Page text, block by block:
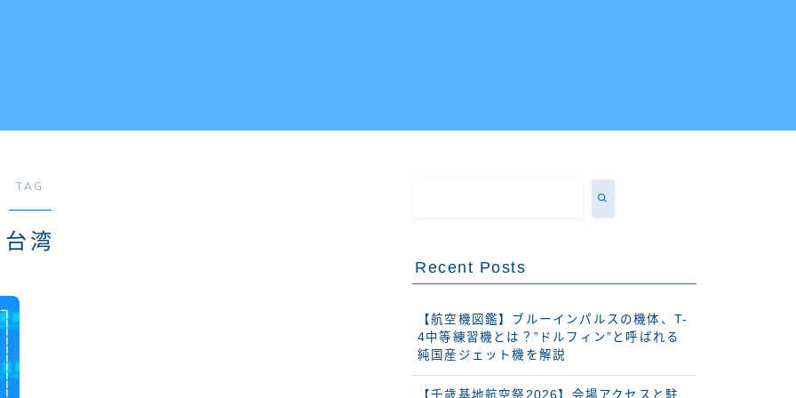
TAG
台湾
Recent Posts
【航空機図鑑】ブルーインパルスの機体、T-
4中等練習機とは？”ドルフィン”と呼ばれる
純国産ジェット機を解説
【千歳基地航空祭2026】会場アクセスと駐